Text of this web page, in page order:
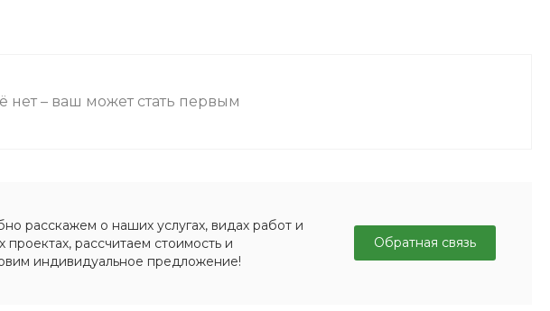
нет – ваш может стать первым
расскажем о наших услугах, видах работ и
проектах, рассчитаем стоимость и
индивидуальное предложение!
Обратная связь